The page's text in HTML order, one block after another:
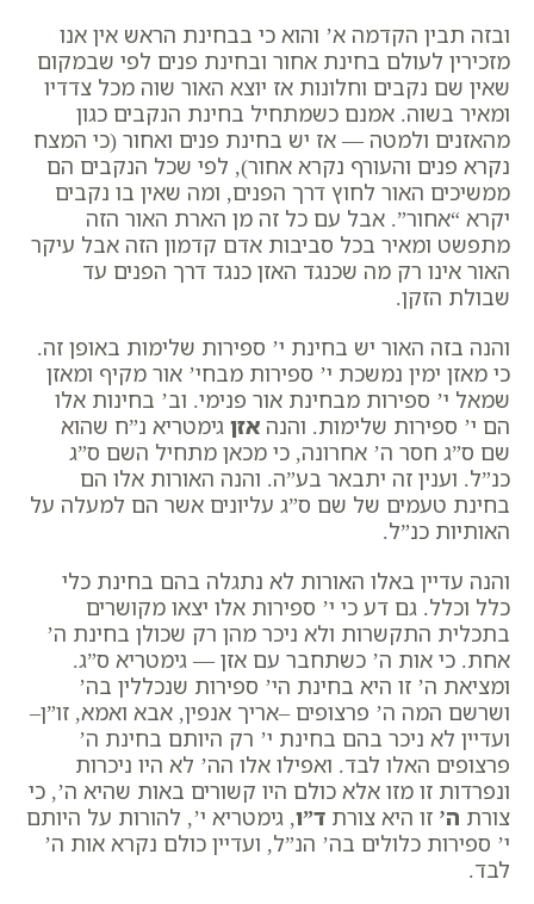
ובזה תבין הקדמה א’ והוא כי בבחינת הראש אין אנו
מזכירין לעולם בחינת אחור ובחינת פנים לפי שבמקום
שאין שם נקבים וחלונות אז יוצא האור שוה מכל צדדיו
ומאיר בשוה. אמנם כשמתחיל בחינת הנקבים כגון
מהאזנים ולמטה — אז יש בחינת פנים ואחור (כי המצח
נקרא פנים והעורף נקרא אחור), לפי שכל הנקבים הם
ממשיכים האור לחוץ דרך הפנים, ומה שאין בו נקבים
יקרא “אחור”. אבל עם כל זה מן הארת האור הזה
מתפשט ומאיר בכל סביבות אדם קדמון הזה אבל עיקר
האור אינו רק מה שכנגד האזן כנגד דרך הפנים עד
שבולת הזקן.
והנה בזה האור יש בחינת י’ ספירות שלימות באופן זה.
כי מאזן ימין נמשכת י’ ספירות מבחי’ אור מקיף ומאזן
שמאל י’ ספירות מבחינת אור פנימי. וב’ בחינות אלו
הם י’ ספירות שלימות. והנה אזן גימטריא נ”ח שהוא
שם ס”ג חסר ה’ אחרונה, כי מכאן מתחיל השם ס”ג
כנ”ל. וענין זה יתבאר בע”ה. והנה האורות אלו הם
בחינת טעמים של שם ס”ג עליונים אשר הם למעלה על
האותיות כנ”ל.
והנה עדיין באלו האורות לא נתגלה בהם בחינת כלי
כלל וכלל. גם דע כי י’ ספירות אלו יצאו מקושרים
בתכלית התקשרות ולא ניכר מהן רק שכולן בחינת ה’
אחת. כי אות ה’ כשתחבר עם אזן — גימטריא ס”ג.
ומציאת ה’ זו היא בחינת הי’ ספירות שנכללין בה’
ושרשם המה ה’ פרצופים –אריך אנפין, אבא ואמא, זו”ן–
ועדיין לא ניכר בהם בחינת י’ רק היותם בחינת ה’
פרצופים האלו לבד. ואפילו אלו הה’ לא היו ניכרות
ונפרדות זו מזו אלא כולם היו קשורים באות שהיא ה’, כי
צורת ה’ זו היא צורת ד”ו, גימטריא י’, להורות על היותם
י’ ספירות כלולים בה’ הנ”ל, ועדיין כולם נקרא אות ה’
לבד.